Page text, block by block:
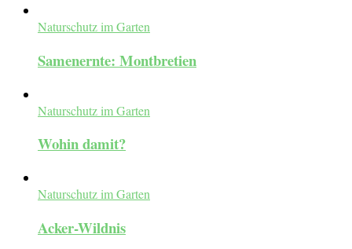
Naturschutz im Garten
Samenernte: Montbretien
Naturschutz im Garten
Wohin damit?
Naturschutz im Garten
Acker-Wildnis